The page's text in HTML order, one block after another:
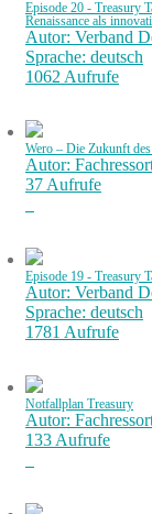
Episode 20 - Treasury
Renaissance als
Autor: Verband
Sprache: deutsch
1062 Aufrufe
Wero – Die Zukunft
Autor:
37 Aufrufe
Episode 19 - Treasury
Autor: Verband
Sprache: deutsch
1781 Aufrufe
Notfallplan Treasury
Autor:
133 Aufrufe